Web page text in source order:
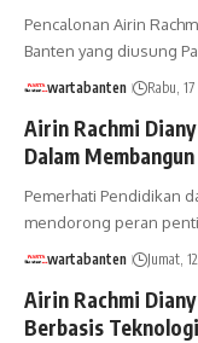
Pencalonan Airin
Banten yang diusung
wartabanten Rabu,
Airin Rachmi
Dalam
Pemerhati Pendidikan
mendorong peran
wartabanten Jumat,
Airin Rachmi
Berbasis Teknologi